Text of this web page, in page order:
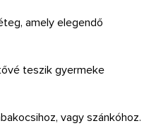
amely elegendő
teszik gyermeke
vagy szánkóhoz.